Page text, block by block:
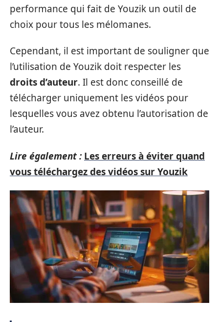
performance qui fait de Youzik un outil de
choix pour tous les mélomanes.
Cependant, il est important de souligner que
l’utilisation de Youzik doit respecter les
droits d’auteur. Il est donc conseillé de
télécharger uniquement les vidéos pour
lesquelles vous avez obtenu l’autorisation de
l’auteur.
Lire également : Les erreurs à éviter quand
vous téléchargez des vidéos sur Youzik